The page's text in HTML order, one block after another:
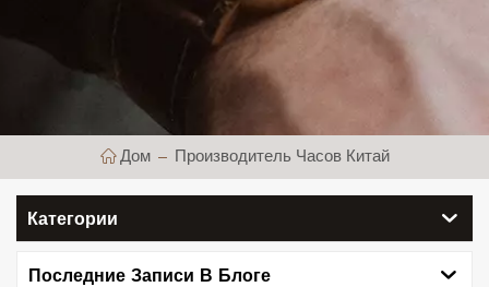
Дом Производитель Часов Китай
Категории
Последние Записи В Блоге